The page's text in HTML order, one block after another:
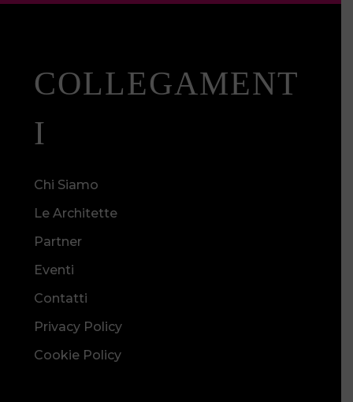
COLLEGAMENT
I
Chi Siamo
Le Architette
Partner
Eventi
Contatti
Privacy Policy
Cookie Policy